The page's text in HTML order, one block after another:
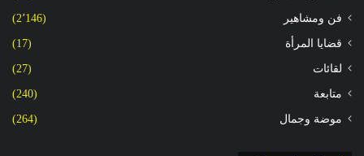
فن ومشاهير (2٬146)
قضايا المرأة (17)
لقائات (27)
متابعة (240)
موضة وجمال (264)